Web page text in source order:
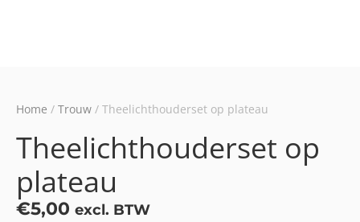
Home / Trouw / Theelichthouderset op plateau
Theelichthouderset op
plateau
€5,00 excl. BTW